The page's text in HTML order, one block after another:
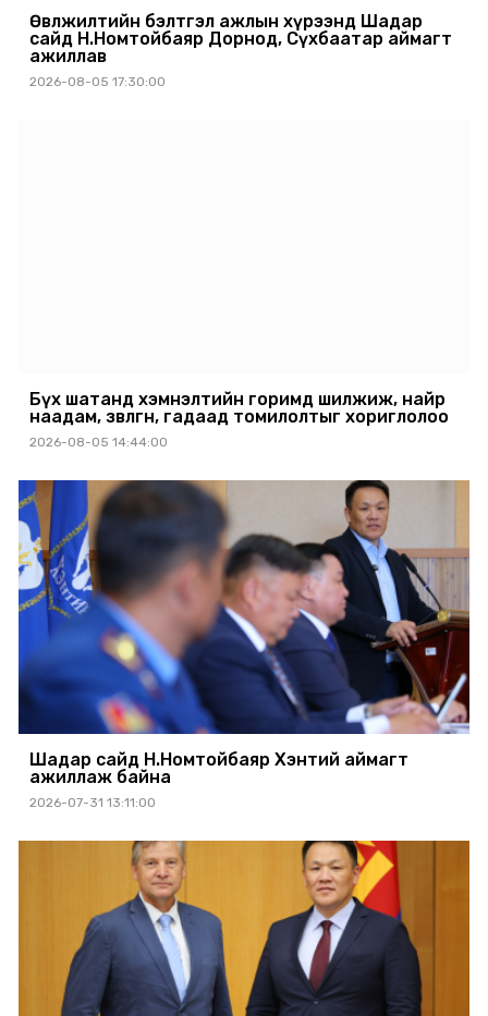
Өвөлжилтийн бэлтгэл ажлын хүрээнд Шадар
сайд Н.Номтойбаяр Дорнод, Сүхбаатар аймагт
ажиллав
2026-08-05 17:30:00
Бүх шатанд хэмнэлтийн горимд шилжиж, найр
наадам, зөвлөгөөн, гадаад томилолтыг хориглолоо
2026-08-05 14:44:00
Шадар сайд Н.Номтойбаяр Хэнтий аймагт
ажиллаж байна
2026-07-31 13:11:00